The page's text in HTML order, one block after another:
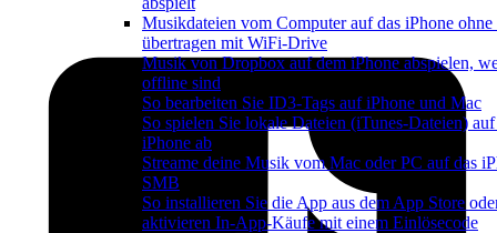
Musikdateien vom Computer auf das iPhone ohne
übertragen mit WiFi-Drive
Musik von Dropbox auf dem iPhone abspielen,
offline sind
So bearbeiten Sie ID3-Tags auf iPhone und Mac
So spielen Sie lokale Dateien (iTunes-Dateien)
iPhone ab
Streame deine Musik vom Mac oder PC auf das
SMB
So installieren Sie die App aus dem App Store
aktivieren In-App-Käufe mit einem Einlösecode